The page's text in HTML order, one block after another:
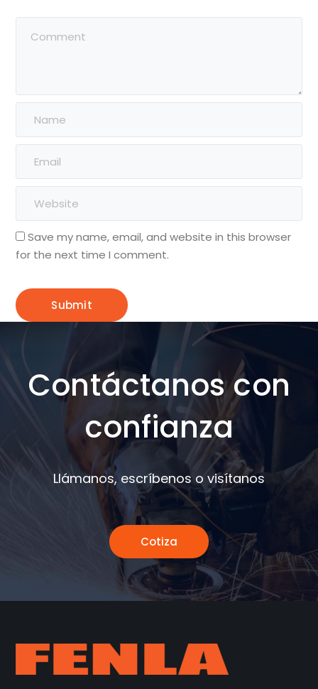
Save my name, email, and website in this browser
for the next time I comment.
Contáctanos con
confianza
Llámanos, escríbenos o visítanos
Cotiza